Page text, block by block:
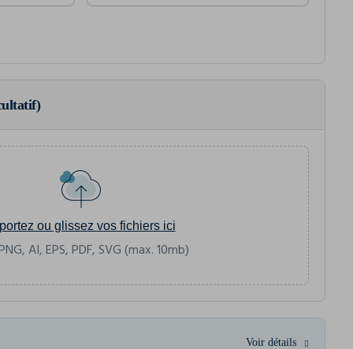
ou glissez vos fichiers ici
AI, EPS, PDF, SVG (max. 10mb)
Voir détails